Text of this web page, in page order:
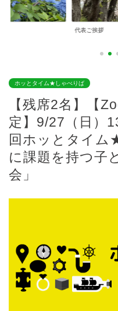
代表ご挨拶
ホッとタイム★しゃべりば
【残席2名】【
定】9/27（日）
回ホッとタイム
に課題を持つ子
会」